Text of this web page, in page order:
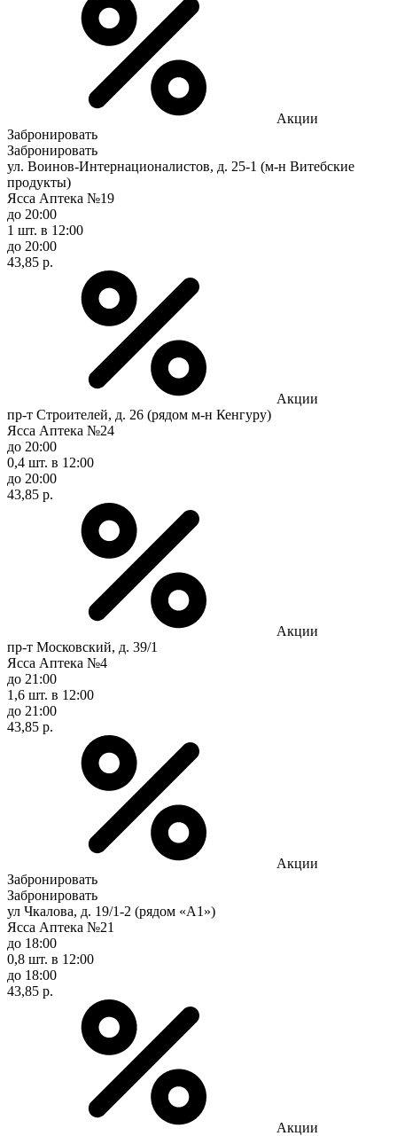
Акции
Забронировать
Забронировать
ул. Воинов-Интернационалистов, д. 25-1 (м-н Витебские
продукты)
Ясса Аптека №19
до 20:00
1 шт. в 12:00
до 20:00
43,85 р.
Акции
пр-т Строителей, д. 26 (рядом м-н Кенгуру)
Ясса Аптека №24
до 20:00
0,4 шт. в 12:00
до 20:00
43,85 р.
Акции
пр-т Московский, д. 39/1
Ясса Аптека №4
до 21:00
1,6 шт. в 12:00
до 21:00
43,85 р.
Акции
Забронировать
Забронировать
ул Чкалова, д. 19/1-2 (рядом «А1»)
Ясса Аптека №21
до 18:00
0,8 шт. в 12:00
до 18:00
43,85 р.
Акции